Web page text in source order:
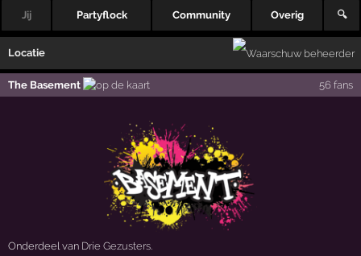
Jij Partyflock Community Overig 🔍
Locatie
The Basement 56 fans
Onderdeel van Drie Gezusters